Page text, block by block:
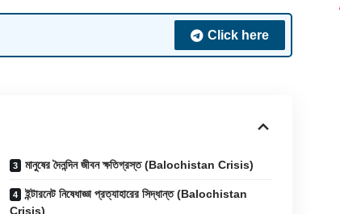
Click here
মানুষের দৈনন্দিন জীবন ক্ষতিগ্রস্ত (Balochistan Crisis)
ইন্টারনেট নিষেধাজ্ঞা প্রত্যাহারের সিদ্ধান্ত (Balochistan
Crisis)